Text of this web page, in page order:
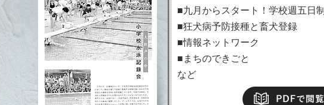
■九月からスタート！学校週五日制
■狂犬病予防接種と畜犬登録
■情報ネットワーク
■まちのできごと
など